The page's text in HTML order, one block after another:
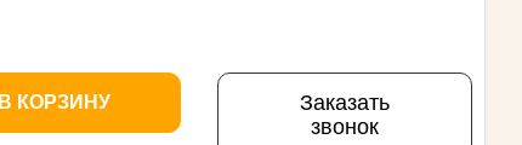
В КОРЗИНУ
Заказать
звонок